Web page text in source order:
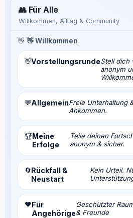
👥 Für Alle
Willkommen, Alltag & Community
👋 👋 Willkommen
👋VorstellungsrundeStell dich
anonym
💬AllgemeinFreie Unterhaltung
Ankommen.
🏆Meine
Erfolge
Teile deinen
anonym & sicher.
🔄Rückfall &
Neustart
Kein Urteil.
❤️Für
Angehörige
Geschützter
& Freunde